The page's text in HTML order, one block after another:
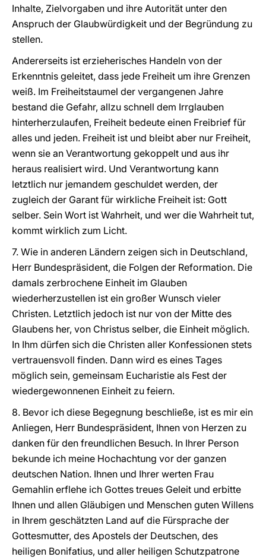
Inhalte, Zielvorgaben und ihre Autorität unter den
Anspruch der Glaubwürdigkeit und der Begründung zu
stellen.
Andererseits ist erzieherisches Handeln von der
Erkenntnis geleitet, dass jede Freiheit um ihre Grenzen
weiß. Im Freiheitstaumel der vergangenen Jahre
bestand die Gefahr, allzu schnell dem Irrglauben
hinterherzulaufen, Freiheit bedeute einen Freibrief für
alles und jeden. Freiheit ist und bleibt aber nur Freiheit,
wenn sie an Verantwortung gekoppelt und aus ihr
heraus realisiert wird. Und Verantwortung kann
letztlich nur jemandem geschuldet werden, der
zugleich der Garant für wirkliche Freiheit ist: Gott
selber. Sein Wort ist Wahrheit, und wer die Wahrheit tut,
kommt wirklich zum Licht.
7. Wie in anderen Ländern zeigen sich in Deutschland,
Herr Bundespräsident, die Folgen der Reformation. Die
damals zerbrochene Einheit im Glauben
wiederherzustellen ist ein großer Wunsch vieler
Christen. Letztlich jedoch ist nur von der Mitte des
Glaubens her, von Christus selber, die Einheit möglich.
In Ihm dürfen sich die Christen aller Konfessionen stets
vertrauensvoll finden. Dann wird es eines Tages
möglich sein, gemeinsam Eucharistie als Fest der
wiedergewonnenen Einheit zu feiern.
8. Bevor ich diese Begegnung beschließe, ist es mir ein
Anliegen, Herr Bundespräsident, Ihnen von Herzen zu
danken für den freundlichen Besuch. In Ihrer Person
bekunde ich meine Hochachtung vor der ganzen
deutschen Nation. Ihnen und Ihrer werten Frau
Gemahlin erflehe ich Gottes treues Geleit und erbitte
Ihnen und allen Gläubigen und Menschen guten Willens
in Ihrem geschätzten Land auf die Fürsprache der
Gottesmutter, des Apostels der Deutschen, des
heiligen Bonifatius, und aller heiligen Schutzpatrone